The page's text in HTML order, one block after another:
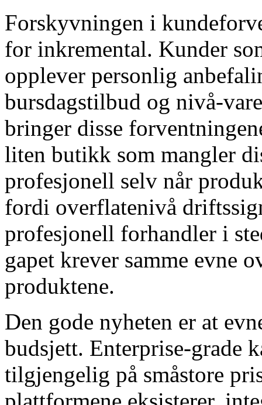
Forskyvningen i
for inkremental. Kunder
opplever personlig
bursdagstilbud og nivå-
bringer disse
liten butikk som mangler
profesjonell selv når
fordi overflatenivå
profesjonell forhandler i
gapet krever samme evne
produktene.
Den gode nyheten er at
budsjett. Enterprise-grade
tilgjengelig på småstore